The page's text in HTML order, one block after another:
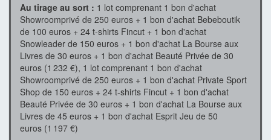
Au tirage au sort : 1 lot comprenant 1 bon d'achat
Showroomprivé de 250 euros + 1 bon d'achat Bebeboutik
de 100 euros + 24 t-shirts Fincut + 1 bon d'achat
Snowleader de 150 euros + 1 bon d'achat La Bourse aux
Livres de 30 euros + 1 bon d'achat Beauté Privée de 30
euros (1 232 €), 1 lot comprenant 1 bon d'achat
Showroomprivé de 250 euros + 1 bon d'achat Private Sport
Shop de 150 euros + 24 t-shirts Fincut + 1 bon d'achat
Beauté Privée de 30 euros + 1 bon d'achat La Bourse aux
Livres de 45 euros + 1 bon d'achat Esprit Jeu de 50
euros (1 197 €)